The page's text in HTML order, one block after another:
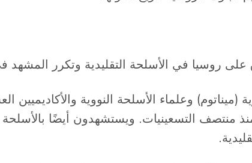
روسيا في الأسلحة التقليدية وتكرر المشهد
(ميناتوم) وعلماء الأسلحة النووية
منتصف التسعينيات. ويستشهدون أيضًا بالأسلحة